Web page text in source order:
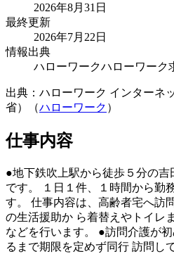
2026年8月31日
最終更新
2026年7月22日
情報出典
ハローワークハローワーク
出典：ハローワーク インターネ
省）（ハローワーク ）
仕事内容
●地下鉄吹上駅から徒歩５分の
です。 １日１件、１時間から勤
す。 仕事内容は、高齢者宅へ訪
の生活援助か ら着替えやトイレ
などを行います。 ●訪問介護が
るまで期限を定めず同行 訪問し